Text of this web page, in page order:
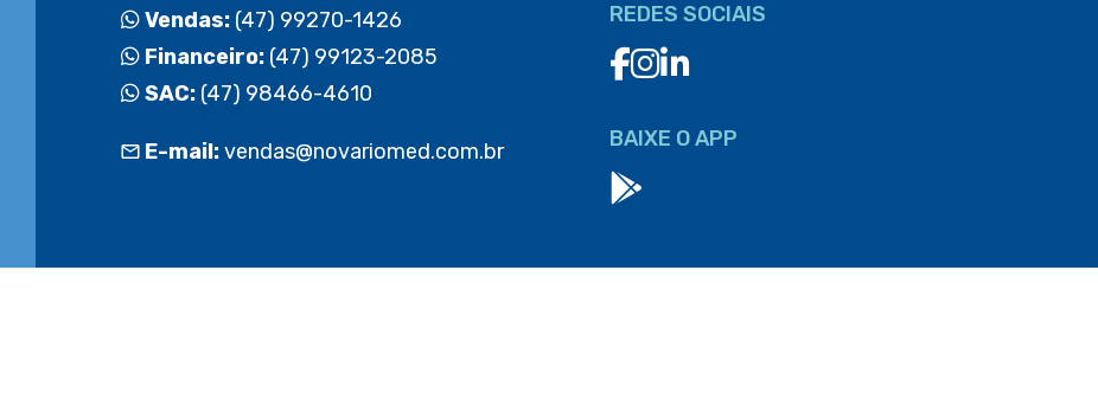
Vendas: (47) 99270-1426
Financeiro: (47) 99123-2085
SAC: (47) 98466-4610
E-mail:vendas@novariomed.com.br
REDES SOCIAIS
BAIXE O APP